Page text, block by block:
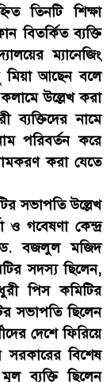
তিনটি শিক্ষা
বিতর্কিত ব্যক্তি
ম্যানেজিং
মিয়া আছেন বলে
কলামে উল্লেখ করা
ব্যক্তিদের নামে
পরিবর্তন করে
করা যেতে
সভাপতি উল্লেখ
ও গবেষণা কেন্দ্র
বজলুল মজিদ
সদস্য ছিলেন,
পিস কমিটির
সভাপতি ছিলেন
দেশে ফিরিয়ে
সরকারের বিশেষ
ব্যক্তি ছিলেন